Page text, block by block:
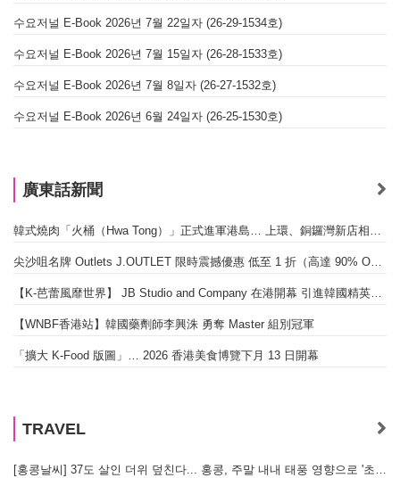
수요저널 E-Book 2026년 7월 22일자 (26-29-1534호)
수요저널 E-Book 2026년 7월 15일자 (26-28-1533호)
수요저널 E-Book 2026년 7월 8일자 (26-27-1532호)
수요저널 E-Book 2026년 6월 24일자 (26-25-1530호)
廣東話新聞
韓式燒肉「火桶（Hwa Tong）」正式進軍港島… 上環、銅鑼灣新店相繼開幕
尖沙咀名牌 Outlets J.OUTLET 限時震撼優惠 低至 1 折（高達 90% OFF）
【K-芭蕾風靡世界】 JB Studio and Company 在港開幕 引進韓國精英芭蕾教育系統
【WNBF香港站】韓國藥劑師李興洙 勇奪 Master 組別冠軍
「擴大 K-Food 版圖」… 2026 香港美食博覽下月 13 日開幕
TRAVEL
[홍콩날씨] 37도 살인 더위 덮친다... 홍콩, 주말 내내 태풍 영향으로 '초비상'